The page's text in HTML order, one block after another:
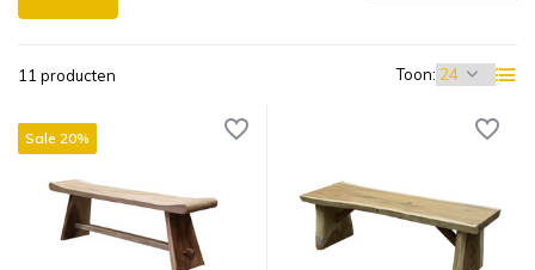
11 producten Toon:
Sale 20%